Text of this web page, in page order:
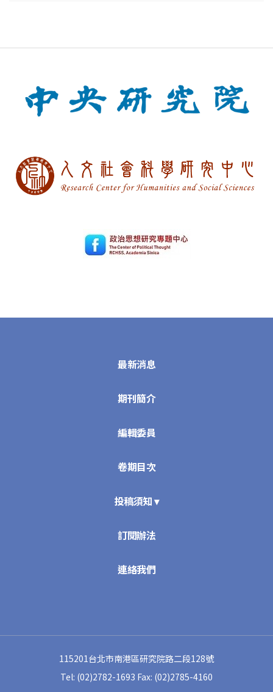
最新消息
期刊簡介
編輯委員
卷期目次
投稿須知 ▾
訂閱辦法
連絡我們
115201台北市南港區研究院路二段128號
Tel: (02)2782-1693 Fax: (02)2785-4160